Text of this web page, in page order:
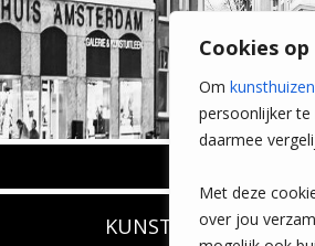
Cookies
Om
persoonlijker te
daarmee
Met deze
over jou
4818 SB
KUNSTUITLEEN